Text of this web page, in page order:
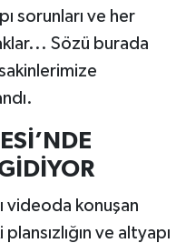
sorunları ve her
Sözü burada
videoda konuşan
ve altyapı